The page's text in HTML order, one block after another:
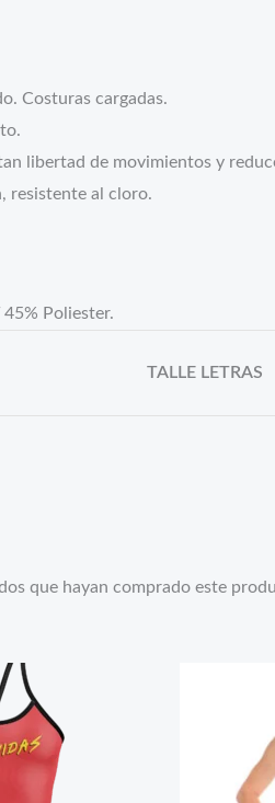
Costuras cargadas.
libertad de movimientos y
resistente al cloro.
Poliester.
TALLE LETRAS
que hayan comprado este